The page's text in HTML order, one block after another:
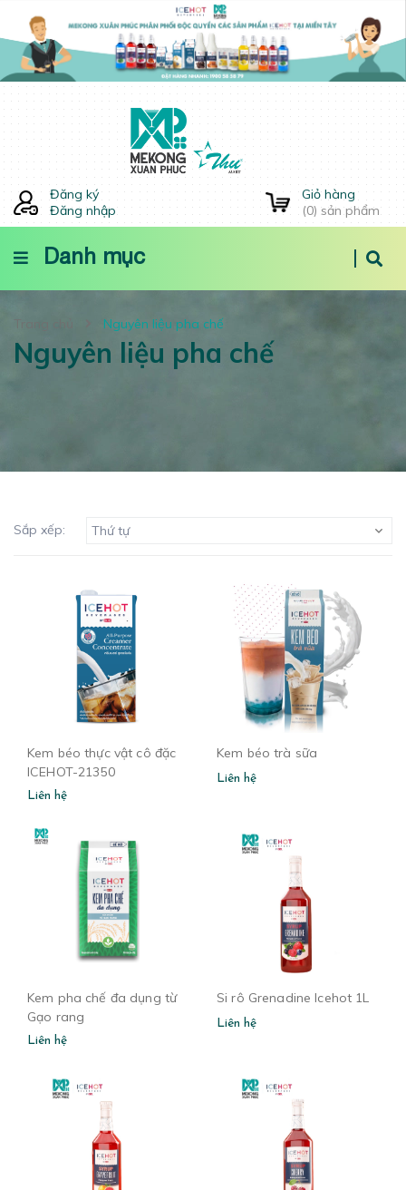
Đăng ký
Đăng nhập
Giỏ hàng
(0) sản phẩm
Danh mục
Nguyên liệu pha chế
Nguyên liệu pha chế
Sắp xếp: Thứ tự
Kem béo thực vật cô đặc
ICEHOT-21350
Liên hệ
Kem béo trà sữa
Liên hệ
Kem pha chế đa dụng từ
Gạo rang
Liên hệ
Si rô Grenadine Icehot 1L
Liên hệ